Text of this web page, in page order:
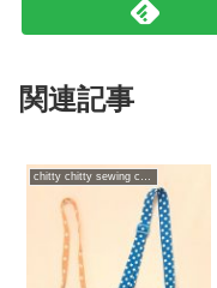
関連記事